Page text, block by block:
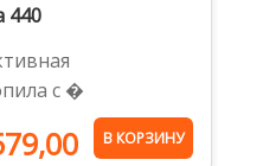
440
с �
В КОРЗИНУ